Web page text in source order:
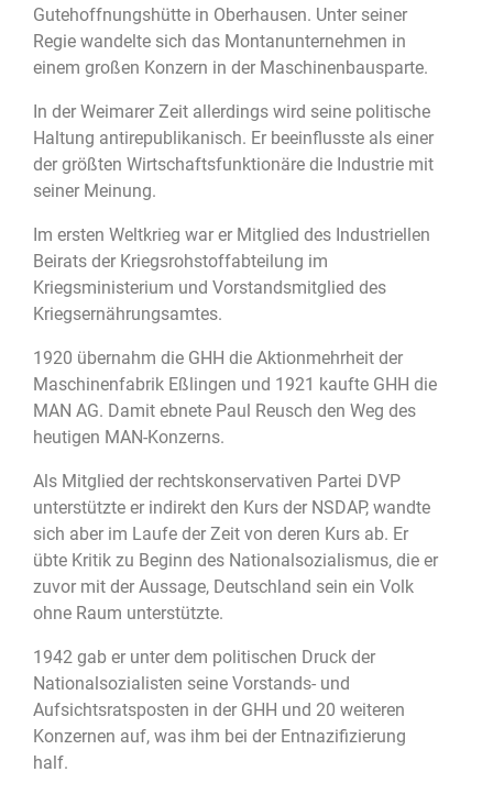
Gutehoffnungshütte in Oberhausen. Unter seiner
Regie wandelte sich das Montanunternehmen in
einem großen Konzern in der Maschinenbausparte.
In der Weimarer Zeit allerdings wird seine politische
Haltung antirepublikanisch. Er beeinflusste als einer
der größten Wirtschaftsfunktionäre die Industrie mit
seiner Meinung.
Im ersten Weltkrieg war er Mitglied des Industriellen
Beirats der Kriegsrohstoffabteilung im
Kriegsministerium und Vorstandsmitglied des
Kriegsernährungsamtes.
1920 übernahm die GHH die Aktionmehrheit der
Maschinenfabrik Eßlingen und 1921 kaufte GHH die
MAN AG. Damit ebnete Paul Reusch den Weg des
heutigen MAN-Konzerns.
Als Mitglied der rechtskonservativen Partei DVP
unterstützte er indirekt den Kurs der NSDAP, wandte
sich aber im Laufe der Zeit von deren Kurs ab. Er
übte Kritik zu Beginn des Nationalsozialismus, die er
zuvor mit der Aussage, Deutschland sein ein Volk
ohne Raum unterstützte.
1942 gab er unter dem politischen Druck der
Nationalsozialisten seine Vorstands- und
Aufsichtsratsposten in der GHH und 20 weiteren
Konzernen auf, was ihm bei der Entnazifizierung
half.